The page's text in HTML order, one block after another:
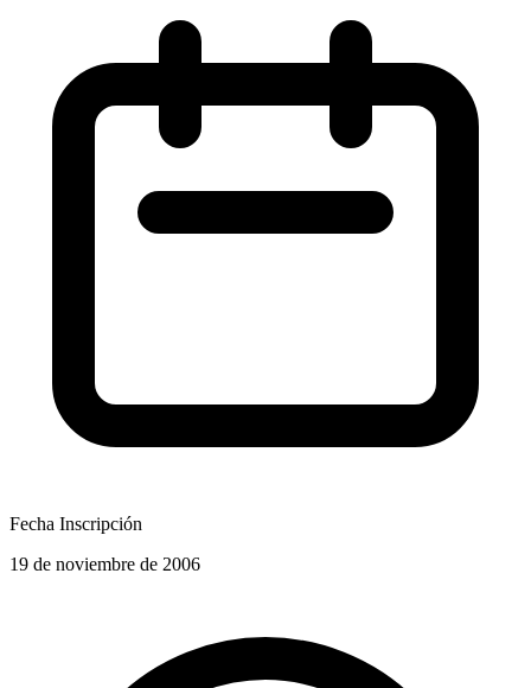
Fecha Inscripción
19 de noviembre de 2006